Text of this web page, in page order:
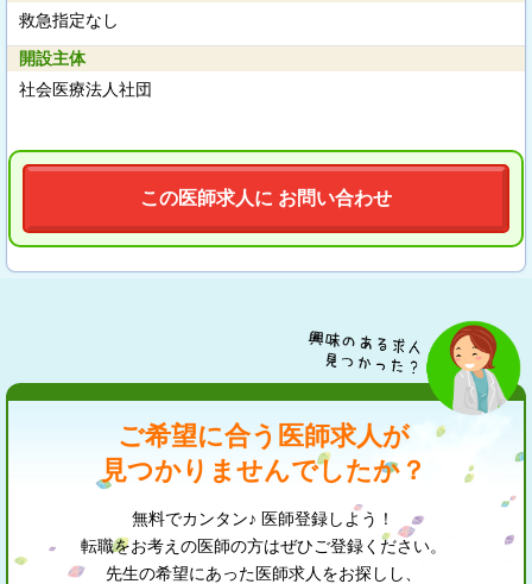
救急指定なし
開設主体
社会医療法人社団
この医師求人に お問い合わせ
ご希望に合う医師求人が
見つかりませんでしたか？
無料でカンタン♪ 医師登録しよう！
転職をお考えの医師の方はぜひご登録ください。
先生の希望にあった医師求人をお探しし、